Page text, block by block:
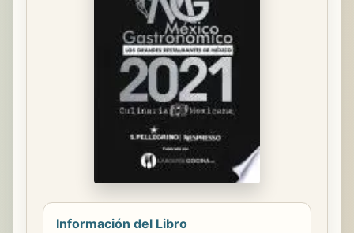
Información del Libro